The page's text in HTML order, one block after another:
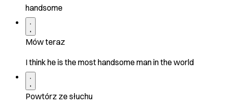
handsome
Mów teraz
I think he is the most handsome man in the world
Powtórz ze słuchu